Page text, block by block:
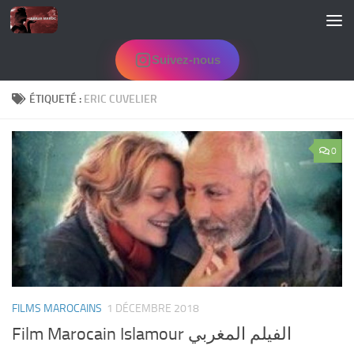
Skip to content
Suivez-nous
ÉTIQUETÉ : ERIC CUVELIER
0
FILMS MAROCAINS 1 DÉCEMBRE 2018
Film Marocain Islamour الفيلم المغربي